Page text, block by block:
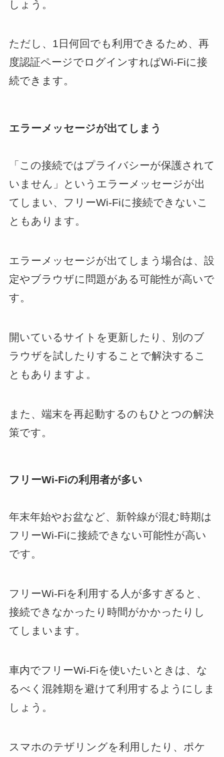
しょう。
ただし、1日何回でも利用できるため、再
度認証ページでログインすればWi-Fiに接
続できます。
エラーメッセージが出てしまう
「この接続ではプライバシーが保護されて
いません」というエラーメッセージが出
てしまい、フリーWi-Fiに接続できないこ
ともあります。
エラーメッセージが出てしまう場合は、設
定やブラウザに問題がある可能性が高いで
す。
開いているサイトを更新したり、別のブ
ラウザを試したりすることで解決するこ
ともありますよ。
また、端末を再起動するのもひとつの解決
策です。
フリーWi-Fiの利用者が多い
年末年始やお盆など、新幹線が混む時期は
フリーWi-Fiに接続できない可能性が高い
です。
フリーWi-Fiを利用する人が多すぎると、
接続できなかったり時間がかかったりし
てしまいます。
車内でフリーWi-Fiを使いたいときは、な
るべく混雑期を避けて利用するようにしま
しょう。
スマホのテザリングを利用したり、ポケ